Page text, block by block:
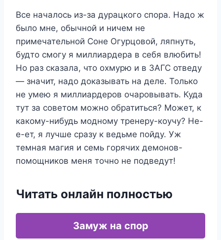
Все началось из-за дурацкого спора. Надо ж
было мне, обычной и ничем не
примечательной Соне Огурцовой, ляпнуть,
будто смогу я миллиардера в себя влюбить!
Но раз сказала, что охмурю и в ЗАГС отведу
— значит, надо доказывать на деле. Только
не умею я миллиардеров очаровывать. Куда
тут за советом можно обратиться? Может, к
какому-нибудь модному тренеру-коучу? Не-
е-ет, я лучше сразу к ведьме пойду. Уж
темная магия и семь горячих демонов-
помощников меня точно не подведут!
Читать онлайн полностью
Замуж на спор